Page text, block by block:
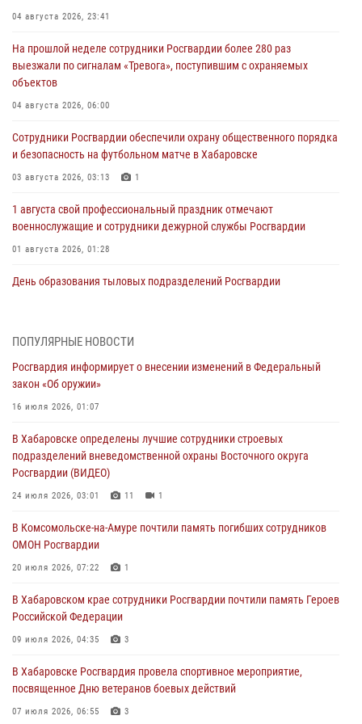
04 августа 2026, 23:41
На прошлой неделе сотрудники Росгвардии более 280 раз
выезжали по сигналам «Тревога», поступившим с охраняемых
объектов
04 августа 2026, 06:00
Сотрудники Росгвардии обеспечили охрану общественного порядка
и безопасность на футбольном матче в Хабаровске
03 августа 2026, 03:13 1
1 августа свой профессиональный праздник отмечают
военнослужащие и сотрудники дежурной службы Росгвардии
01 августа 2026, 01:28
День образования тыловых подразделений Росгвардии
В Управлении Росгвардии по Хабаровскому краю состоялось
избирательного права
31 июля 2026, 03:26
женщине, потерявшей сознание во время массового мероприятия
29 июля 2026, 23:24 2
В Хабаровске продолжается акция «Каникулы с Росгвардией»
За прошедшую неделю в Хабаровском крае росгвардейцы провели
свыше 120 проверок условий хранения оружия
ПОПУЛЯРНЫЕ НОВОСТИ
Росгвардия информирует о внесении изменений в Федеральный
закон «Об оружии»
16 июля 2026, 01:07
В Хабаровске определены лучшие сотрудники строевых
подразделений вневедомственной охраны Восточного округа
Росгвардии (ВИДЕО)
24 июля 2026, 03:01 11 1
В Комсомольске-на-Амуре почтили память погибших сотрудников
ОМОН Росгвардии
20 июля 2026, 07:22 1
В Хабаровском крае сотрудники Росгвардии почтили память Героев
Российской Федерации
09 июля 2026, 04:35 3
В Хабаровске Росгвардия провела спортивное мероприятие,
посвященное Дню ветеранов боевых действий
07 июля 2026, 06:55 3